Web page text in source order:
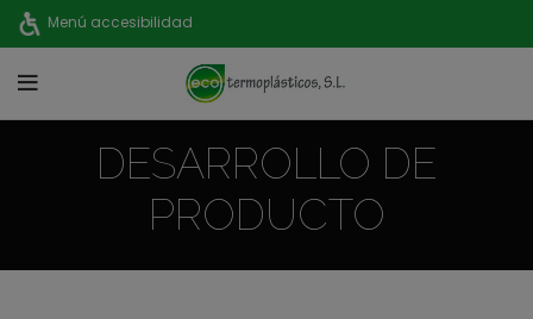
Menú accesibilidad
DESARROLLO DE
PRODUCTO